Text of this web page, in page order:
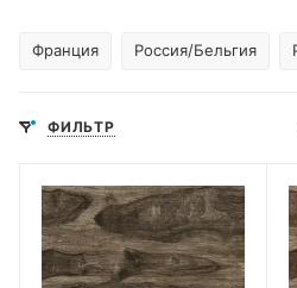
Франция Россия/Бельгия
ФИЛЬТР